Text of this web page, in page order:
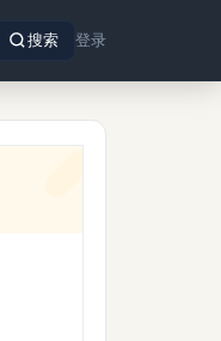
搜索 登录